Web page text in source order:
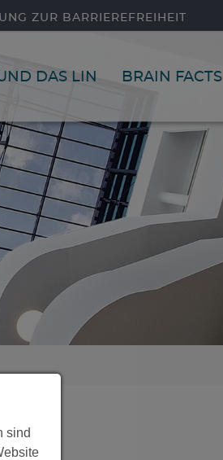
ZUR BARRIEREFREIHEIT
DAS LIN BRAIN FACTS
sind